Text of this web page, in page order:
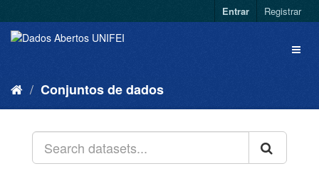
Entrar Registrar
Conjuntos de dados